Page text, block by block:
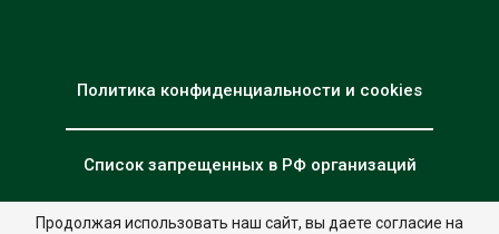
Политика конфиденциальности и cookies
Список запрещенных в РФ организаций
Продолжая использовать наш сайт, вы даете согласие на